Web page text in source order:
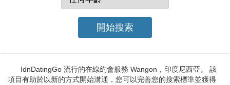
IdnDatingGo 流行的在線約會服務 Wangon，印度尼西亞。 該
項目有助於以新的方式開始溝通，您可以完善您的搜索標準並獲得